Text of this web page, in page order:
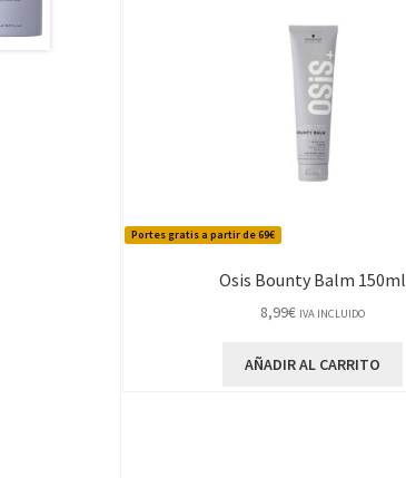
Portes gratis a partir de 69€
Osis Bounty Balm 150ml
8,99€ IVA INCLUIDO
AÑADIR AL CARRITO